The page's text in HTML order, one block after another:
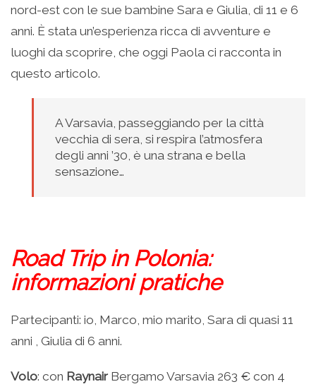
una
nuova
finestra)
in
una
finestra)
in
una
finestra)
in
una
finestra)
nuova
finestra)
nord-est con le sue bambine Sara e Giulia, di 11 e 6
anni. È stata un’esperienza ricca di avventure e
luoghi da scoprire, che oggi Paola ci racconta in
questo articolo.
A Varsavia, passeggiando per la città
vecchia di sera, si respira l’atmosfera
degli anni ’30, è una strana e bella
sensazione…
Road Trip in Polonia:
informazioni pratiche
Partecipanti: io, Marco, mio marito, Sara di quasi 11
anni , Giulia di 6 anni.
Volo: con Raynair Bergamo Varsavia 263 € con 4